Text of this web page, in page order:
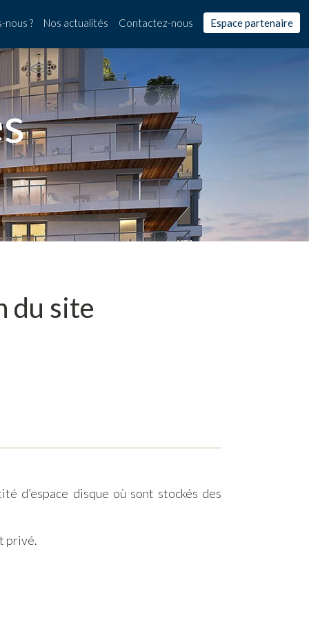
nous ? Nos actualités Contactez-nous Espace partenaire
du site
d’espace disque où sont stockés des
privé.